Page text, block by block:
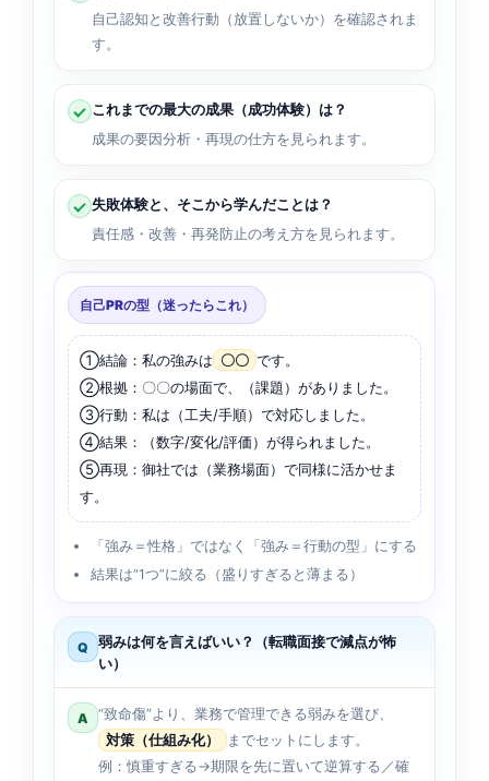
自己認知と改善行動（放置しないか）を確認されま
す。
これまでの最大の成果（成功体験）は？
成果の要因分析・再現の仕方を見られます。
失敗体験と、そこから学んだことは？
責任感・改善・再発防止の考え方を見られます。
自己PRの型（迷ったらこれ）
①結論：私の強みは 〇〇 です。
②根拠：〇〇の場面で、（課題）がありました。
③行動：私は（工夫/手順）で対応しました。
④結果：（数字/変化/評価）が得られました。
⑤再現：御社では（業務場面）で同様に活かせま
す。
「強み＝性格」ではなく「強み＝行動の型」にする
結果は“1つ”に絞る（盛りすぎると薄まる）
Q
弱みは何を言えばいい？（転職面接で減点が怖
い）
A
“致命傷”より、業務で管理できる弱みを選び、
対策（仕組み化）
までセットにします。
例：慎重すぎる→期限を先に置いて逆算する／確